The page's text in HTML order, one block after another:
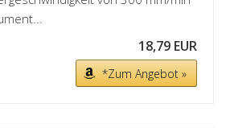
18,79 EUR
*Zum Angebot »